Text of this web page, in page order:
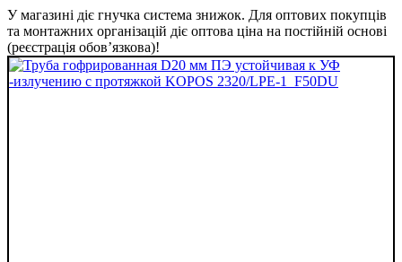
У магазині діє гнучка система знижок. Для оптових покупців
та монтажних організацій діє оптова ціна на постійній основі
(реєстрація обов’язкова)!